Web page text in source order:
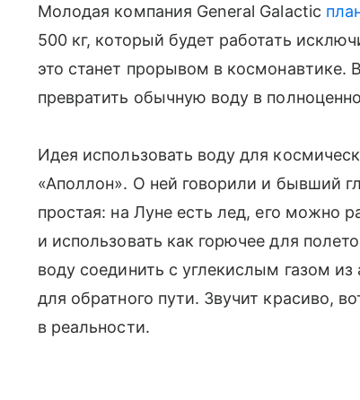
Молодая компания General Galactic
500 кг, который будет работать
это станет прорывом в космонавтике.
превратить обычную воду в
Идея использовать воду для
«Аполлон». О ней говорили и бывший
простая: на Луне есть лед, его можно
и использовать как горючее для
воду соединить с углекислым газом
для обратного пути. Звучит красиво,
в реальности.